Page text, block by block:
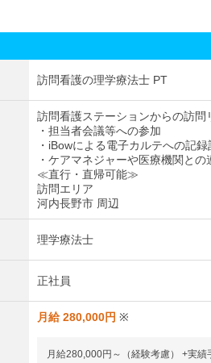
訪問看護の理学療法士 PT
訪問看護ステーションからの訪問
・担当者会議等への参加
・iBowによる電子カルテへの記
・ケアマネジャーや医療機関との
≪直行・直帰可能≫​​​​​
訪問エリア
河内長野市 周辺
理学療法士
正社員
月給 280,000円 ※
月給280,000円～（経験考慮） +実績